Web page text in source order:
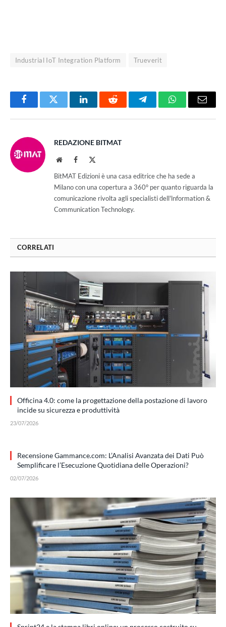
Industrial IoT Integration Platform Trueverit
FacebookTwitter LinkedInReddit TelegramWhatsAppEmail
REDAZIONE BITMAT
WebsiteFacebook
BitMAT Edizioni è una casa editrice che ha sede a
Milano con una copertura a 360° per quanto riguarda la
comunicazione rivolta agli specialisti dell'lnformation &
Communication Technology.
CORRELATI
Officina 4.0: come la progettazione della postazione di lavoro
incide su sicurezza e produttività
23/07/2026
Recensione Gammance.com: L’Analisi Avanzata dei Dati Può
Semplificare l’Esecuzione Quotidiana delle Operazioni?
02/07/2026